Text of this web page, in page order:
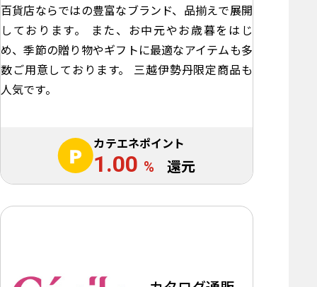
百貨店ならではの豊富なブランド、品揃えで展開
しております。 また、お中元やお歳暮をはじ
め、季節の贈り物やギフトに最適なアイテムも多
数ご用意しております。 三越伊勢丹限定商品も
人気です。
カテエネポイント
1.00 % 還元